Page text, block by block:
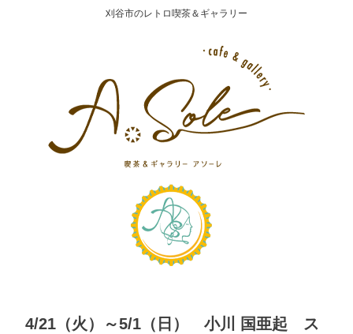
刈谷市のレトロ喫茶＆ギャラリー
4/21（火）～5/1（日） 小川 国亜起 ス